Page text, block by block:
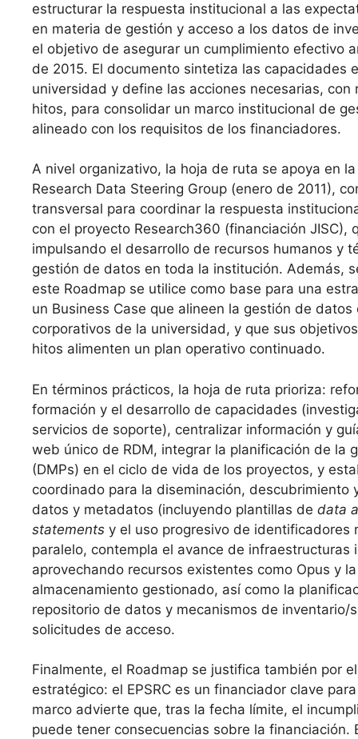
estructurar la respuesta institucional a las
en materia de gestión y acceso a los datos de
el objetivo de asegurar un cumplimiento efectivo
de 2015. El documento sintetiza las capacidades
universidad y define las acciones necesarias, con
hitos, para consolidar un marco institucional de
alineado con los requisitos de los financiadores.
A nivel organizativo, la hoja de ruta se apoya en
Research Data Steering Group (enero de 2011),
transversal para coordinar la respuesta
con el proyecto Research360 (financiación JISC),
impulsando el desarrollo de recursos humanos y
gestión de datos en toda la institución. Además,
este Roadmap se utilice como base para una
un Business Case que alineen la gestión de datos
corporativos de la universidad, y que sus
hitos alimenten un plan operativo continuado.
En términos prácticos, la hoja de ruta prioriza:
formación y el desarrollo de capacidades
servicios de soporte), centralizar información y
web único de RDM, integrar la planificación de la
(DMPs) en el ciclo de vida de los proyectos, y
coordinado para la diseminación, descubrimiento
datos y metadatos (incluyendo plantillas de data
statements y el uso progresivo de identificadores
paralelo, contempla el avance de infraestructuras
aprovechando recursos existentes como Opus y
almacenamiento gestionado, así como la
repositorio de datos y mecanismos de inventario/
solicitudes de acceso.
Finalmente, el Roadmap se justifica también por
estratégico: el EPSRC es un financiador clave
marco advierte que, tras la fecha límite, el
puede tener consecuencias sobre la financiación.